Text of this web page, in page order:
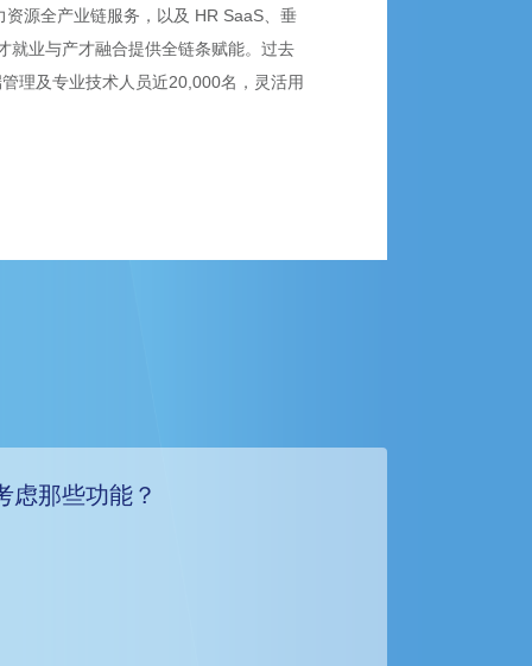
源全产业链服务，以及 HR SaaS、垂
就业与产才融合提供全链条赋能。过去
理及专业技术人员近20,000名，灵活用
虑那些功能？